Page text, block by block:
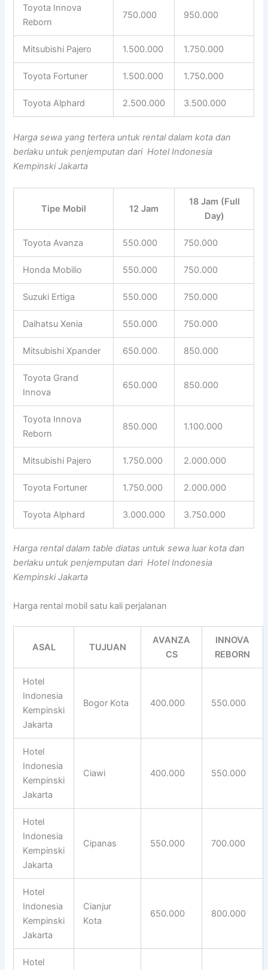
Toyota Innova
Reborn
750.000 950.000
Mitsubishi Pajero 1.500.000 1.750.000
Toyota Fortuner 1.500.000 1.750.000
Toyota Alphard 2.500.000 3.500.000
Harga sewa yang tertera untuk rental dalam kota dan
berlaku untuk penjemputan dari Hotel Indonesia
Kempinski Jakarta
Tipe Mobil 12 Jam
18 Jam (Full
Day)
Toyota Avanza 550.000 750.000
Honda Mobilio 550.000 750.000
Suzuki Ertiga 550.000 750.000
Daihatsu Xenia 550.000 750.000
Mitsubishi Xpander 650.000 850.000
Toyota Grand
Innova
650.000 850.000
Toyota Innova
Reborn
850.000 1.100.000
Mitsubishi Pajero 1.750.000 2.000.000
Toyota Fortuner 1.750.000 2.000.000
Toyota Alphard 3.000.000 3.750.000
Harga rental dalam table diatas untuk sewa luar kota dan
berlaku untuk penjemputan dari Hotel Indonesia
Kempinski Jakarta
Harga rental mobil satu kali perjalanan
ASAL TUJUAN
AVANZA
CS
INNOVA
REBORN
Hotel
Indonesia
Kempinski
Jakarta
Bogor Kota 400.000 550.000
Hotel
Indonesia
Kempinski
Jakarta
Ciawi 400.000 550.000
Hotel
Indonesia
Kempinski
Jakarta
Cipanas 550.000 700.000
Hotel
Indonesia
Kempinski
Jakarta
Cianjur
Kota
650.000 800.000
Hotel